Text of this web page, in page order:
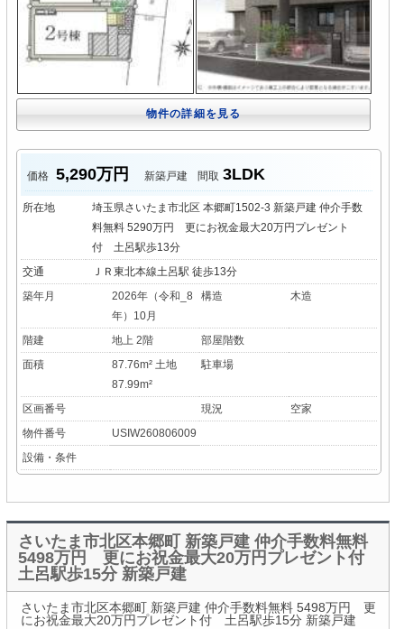
物件の詳細を見る
価格 5,290万円 新築戸建 間取 3LDK
所在地
埼玉県さいたま市北区 本郷町1502-3 新築戸建 仲介手数
料無料 5290万円 更にお祝金最大20万円プレゼント
付 土呂駅歩13分
交通
ＪＲ東北本線土呂駅 徒歩13分
築年月
2026年（令和_8
年）10月
構造 木造
階建 地上 2階
部屋階数
面積
87.76m² 土地
87.99m²
駐車場
区画番号 現況
空家
物件番号
USIW260806009
設備・条件
さいたま市北区本郷町 新築戸建 仲介手数料無料
5498万円 更にお祝金最大20万円プレゼント付
土呂駅歩15分 新築戸建
さいたま市北区本郷町 新築戸建 仲介手数料無料 5498万円 更
にお祝金最大20万円プレゼント付 土呂駅歩15分 新築戸建